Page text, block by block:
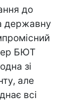
до
державну
БЮТ
зі
але
всі